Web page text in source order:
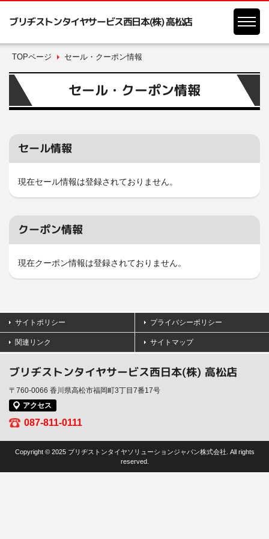
ブリヂストンタイヤサービス西日本(株) 高松店
TOPページ セール・クーポン情報
セール・クーポン情報
セール情報
現在セール情報は登録されておりません。
クーポン情報
現在クーポン情報は登録されておりません。
サイトポリシー プライバシーポリシー
関連リンク サイトマップ
ブリヂストンタイヤサービス西日本(株) 高松店
〒760-0066 香川県高松市福岡町3丁目7番17号
アクセス
087-811-0111
Copyright © 2025 ブリヂストンタイヤソリューションジャパン株式会社. All rights
reserved.